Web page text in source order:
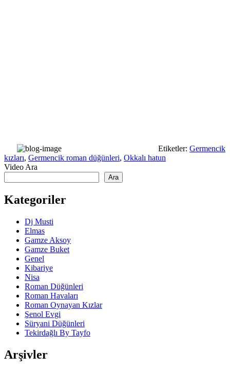
Etiketler: Germencik
kızları, Germencik roman düğünleri, Okkalı hatun
Video Ara
Ara
Kategoriler
Dj Musti
Elmas
Gamze Aksoy
Gamze Buket
Genel
Kibariye
Nisa
Roman Düğünleri
Roman Havaları
Roman Oynayan Kızlar
Şenol Evgi
Süryani Düğünleri
Tekirdağlı By Tayfo
Arşivler